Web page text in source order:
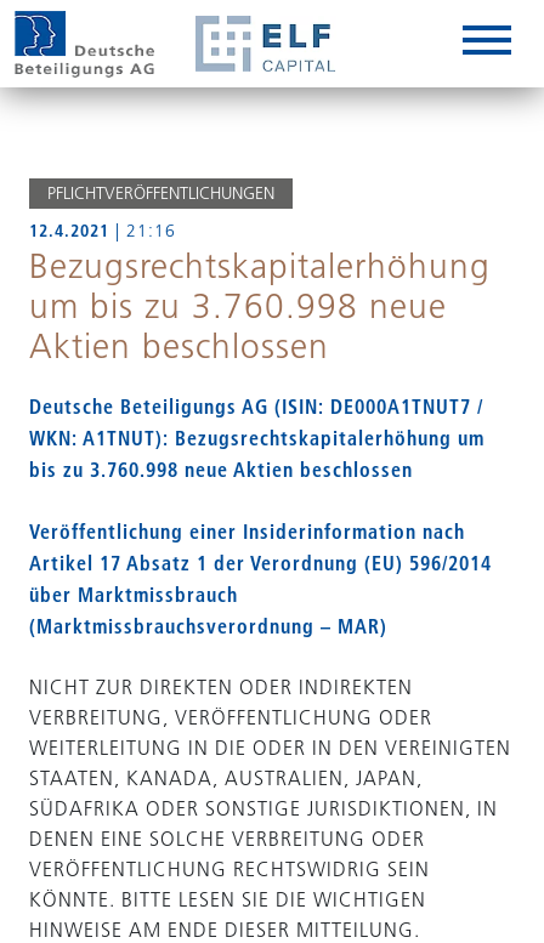
PFLICHTVERÖFFENTLICHUNGEN
12.4.2021 | 21:16
Bezugsrechtskapitalerhöhung
um bis zu 3.760.998 neue
Aktien beschlossen
Deutsche Beteiligungs AG (ISIN: DE000A1TNUT7 /
WKN: A1TNUT): Bezugsrechtskapitalerhöhung um
bis zu 3.760.998 neue Aktien beschlossen
Veröffentlichung einer Insiderinformation nach
Artikel 17 Absatz 1 der Verordnung (EU) 596/2014
über Marktmissbrauch
(Marktmissbrauchsverordnung – MAR)
NICHT ZUR DIREKTEN ODER INDIREKTEN
VERBREITUNG, VERÖFFENTLICHUNG ODER
WEITERLEITUNG IN DIE ODER IN DEN VEREINIGTEN
STAATEN, KANADA, AUSTRALIEN, JAPAN,
SÜDAFRIKA ODER SONSTIGE JURISDIKTIONEN, IN
DENEN EINE SOLCHE VERBREITUNG ODER
VERÖFFENTLICHUNG RECHTSWIDRIG SEIN
KÖNNTE. BITTE LESEN SIE DIE WICHTIGEN
HINWEISE AM ENDE DIESER MITTEILUNG.